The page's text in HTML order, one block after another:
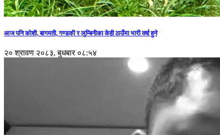
आज पनि कोशी, बागमती, गण्डकी र लुम्बिनीका केही ठाउँमा भारी वर्षा हुने
२० श्रावण २०८३, बुधबार ०८:५४